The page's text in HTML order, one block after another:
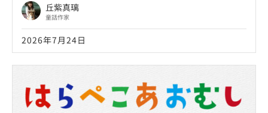
丘紫真璃
童話作家
2026年7月24日